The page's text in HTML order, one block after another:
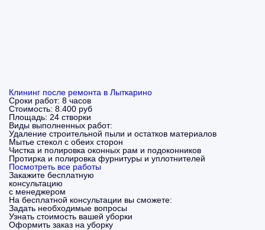
Клининг после ремонта в Лыткарино
Сроки работ: 8 часов
Стоимость: 8.400 руб
Площадь: 24 створки
Виды выполненных работ:
Удаление строительной пыли и остатков материалов
Мытье стекол с обеих сторон
Чистка и полировка оконных рам и подоконников
Протирка и полировка фурнитуры и уплотнителей
Посмотреть все работы
Закажите бесплатную
консультацию
с менеджером
На бесплатной консультации вы сможете:
Задать необходимые вопросы
Узнать стоимость вашей уборки
Оформить заказ на уборку